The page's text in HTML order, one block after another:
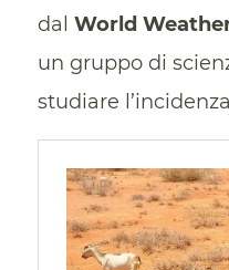
dal World
un gruppo di
studiare